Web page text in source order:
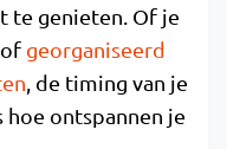
te genieten. Of je
georganiseerd
, de timing van je
ontspannen je